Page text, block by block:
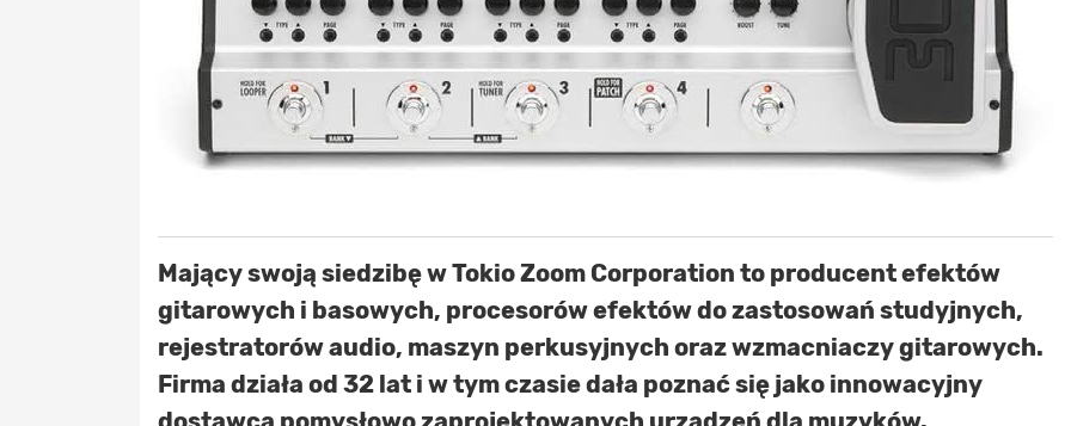
Mający swoją siedzibę w Tokio Zoom Corporation to producent efektów
gitarowych i basowych, procesorów efektów do zastosowań studyjnych,
rejestratorów audio, maszyn perkusyjnych oraz wzmacniaczy gitarowych.
Firma działa od 32 lat i w tym czasie dała poznać się jako innowacyjny